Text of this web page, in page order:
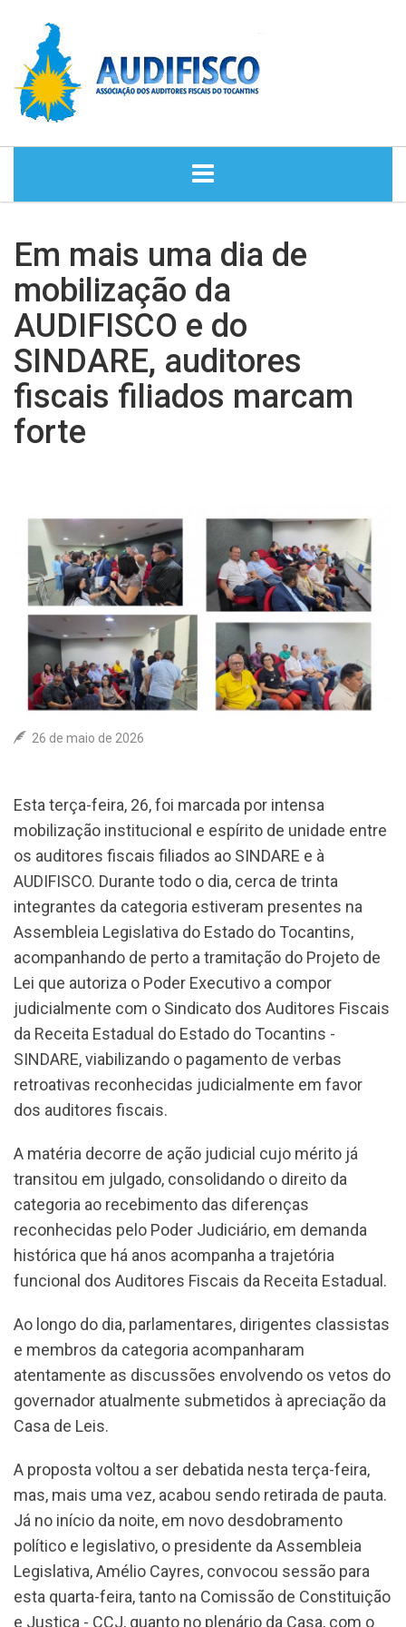
NOTÍCIAS
DIRETORIA
HISTÓRIA
ASSESSORIA JURÍDICA
CONTATO
Em mais uma dia de
mobilização da
AUDIFISCO e do
SINDARE, auditores
fiscais filiados marcam
forte
26 de maio de 2026
Esta terça-feira, 26, foi marcada por intensa
mobilização institucional e espírito de unidade entre
os auditores fiscais filiados ao SINDARE e à
AUDIFISCO. Durante todo o dia, cerca de trinta
integrantes da categoria estiveram presentes na
Assembleia Legislativa do Estado do Tocantins,
acompanhando de perto a tramitação do Projeto de
Lei que autoriza o Poder Executivo a compor
judicialmente com o Sindicato dos Auditores Fiscais
da Receita Estadual do Estado do Tocantins -
SINDARE, viabilizando o pagamento de verbas
retroativas reconhecidas judicialmente em favor
dos auditores fiscais.
A matéria decorre de ação judicial cujo mérito já
transitou em julgado, consolidando o direito da
categoria ao recebimento das diferenças
reconhecidas pelo Poder Judiciário, em demanda
histórica que há anos acompanha a trajetória
funcional dos Auditores Fiscais da Receita Estadual.
Ao longo do dia, parlamentares, dirigentes classistas
e membros da categoria acompanharam
atentamente as discussões envolvendo os vetos do
governador atualmente submetidos à apreciação da
Casa de Leis.
A proposta voltou a ser debatida nesta terça-feira,
mas, mais uma vez, acabou sendo retirada de pauta.
Já no início da noite, em novo desdobramento
político e legislativo, o presidente da Assembleia
Legislativa, Amélio Cayres, convocou sessão para
esta quarta-feira, tanto na Comissão de Constituição
e Justiça - CCJ, quanto no plenário da Casa, com o